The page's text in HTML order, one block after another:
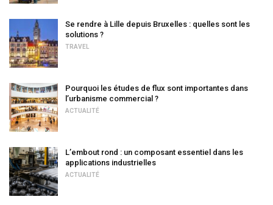
Se rendre à Lille depuis Bruxelles : quelles sont les
solutions ?
TRAVEL
Pourquoi les études de flux sont importantes dans
l’urbanisme commercial ?
ACTUALITÉ
L’embout rond : un composant essentiel dans les
applications industrielles
ACTUALITÉ